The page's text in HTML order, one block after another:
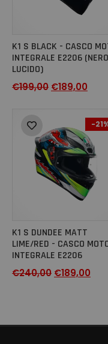
K1 S BLACK - CASCO
INTEGRALE E2206 (NERO
LUCIDO)
€199,00 €189,00
-
K1 S DUNDEE MATT
LIME/RED - CASCO
INTEGRALE E2206
€240,00 €189,00